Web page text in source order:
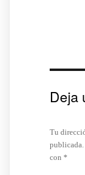
Deja
Tu
publicada.
con *